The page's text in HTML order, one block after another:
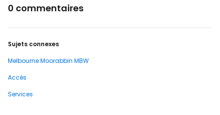
0 commentaires
Sujets connexes
Melbourne Moorabbin MBW
Accès
Services